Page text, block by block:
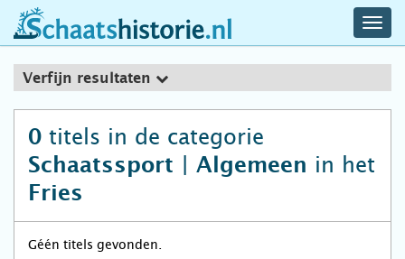
schaatshistorie.nl
Verfijn resultaten
0 titels in de categorie
Schaatssport | Algemeen in het
Fries
Géén titels gevonden.